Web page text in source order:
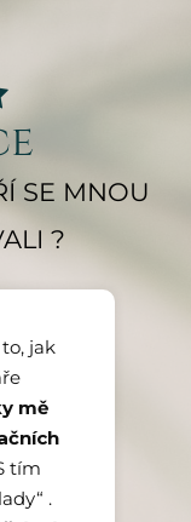
SE MNOU
?
jak
mě
tím
.
ať
jsem
další,